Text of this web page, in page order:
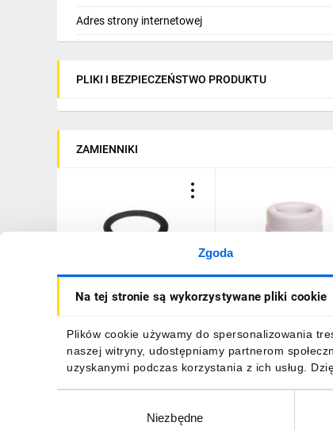
Zgoda
Na tej stronie są wykorzystywane pliki cookie
Plików cookie używamy do spersonalizowania
naszej witryny, udostępniamy partnerom
uzyskanymi podczas korzystania z ich usług.
Niezbędne
Adres strony internetowej
PLIKI I BEZPIECZEŃSTWO PRODUKTU
ZAMIENNIKI
Uszczelka do dławnicy
kablowej M20 UUPE 20M
/100szt./
116,09 zł brutto
Wkładka izolująca do
dławnic WI 13 E03DK-
108,86 złbrutto